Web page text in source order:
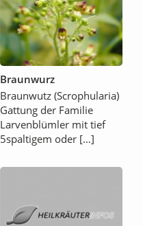
Braunwurz
Braunwutz (Scrophularia)
Gattung der Familie
Larvenblümler mit tief
5spaltigem oder […]